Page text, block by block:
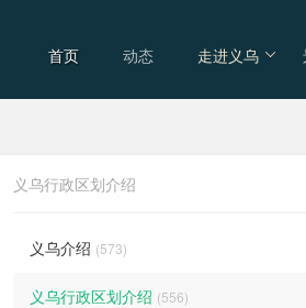
首页 动态 走进义乌
义乌行政区划介绍
义乌介绍 (573)
义乌行政区划介绍 (556)